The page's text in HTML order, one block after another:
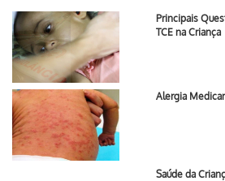
Principais
TCE na Criança
Alergia
Saúde da